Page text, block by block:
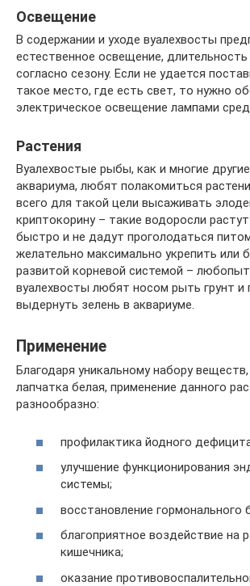
Освещение
В содержании и уходе вуалехвосты
естественное освещение,
согласно сезону. Если не удается
такое место, где есть свет, то нужно
электрическое освещение лампами
Растения
Вуалехвостые рыбы, как и многие
аквариума, любят полакомиться
всего для такой цели высаживать
криптокорину – такие водоросли
быстро и не дадут проголодаться
желательно максимально укрепить или
развитой корневой системой –
вуалехвосты любят носом рыть грунт и
выдернуть зелень в аквариуме.
Применение
Благодаря уникальному набору
лапчатка белая, применение данного
разнообразно:
профилактика йодного
улучшение функционирования
системы;
восстановление гормонального
благоприятное воздействие на
кишечника;
оказание